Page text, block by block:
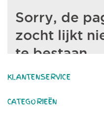
KLANTENSERVICE
CATEGORIEËN